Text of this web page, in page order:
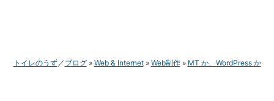
トイレのうず ブログ Web & Internet Web制作 MT か、WordPress か